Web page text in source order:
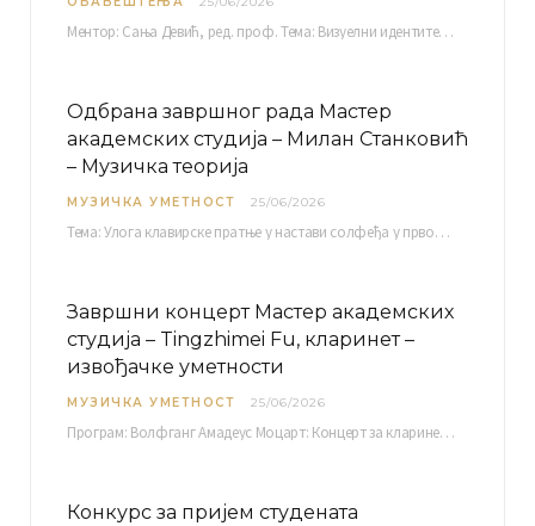
Ментор: Сања Девић, ред. проф. Тема: Визуелни идентитет линије нутриционистичких производа Vita+: Од амбалаже до мултимедијалне комуникације Петак, 03. 07.…
Одбрана завршног рада Мастер
академских студија – Милан Станковић
– Музичка теорија
МУЗИЧКА УМЕТНОСТ 25/06/2026
Тема: Улога клавирске пратње у настави солфеђа у првом циклусу основне музичке школе Ментор…
Завршни концерт Мастер академских
студија – Tingzhimei Fu, кларинет –
извођачке уметности
МУЗИЧКА УМЕТНОСТ 25/06/2026
Програм: Волфганг Амадеус Моцарт: Концерт за кларинет и оркестар, А-дур Ментор Милош Мијатовић, редовни…
Конкурс за пријем студената